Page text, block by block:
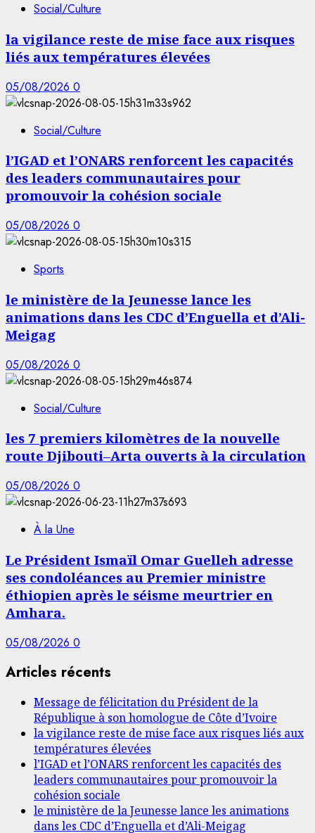
Social/Culture
la vigilance reste de mise face aux risques
liés aux températures élevées
05/08/2026 0
Social/Culture
l’IGAD et l’ONARS renforcent les capacités
des leaders communautaires pour
promouvoir la cohésion sociale
05/08/2026 0
Sports
le ministère de la Jeunesse lance les
animations dans les CDC d’Enguella et d’Ali-
Meigag
05/08/2026 0
Social/Culture
les 7 premiers kilomètres de la nouvelle
route Djibouti–Arta ouverts à la circulation
05/08/2026 0
À la Une
Le Président Ismaïl Omar Guelleh adresse
ses condoléances au Premier ministre
éthiopien après le séisme meurtrier en
Amhara.
05/08/2026 0
Articles récents
Message de félicitation du Président de la
République à son homologue de Côte d’Ivoire
la vigilance reste de mise face aux risques liés aux
températures élevées
l’IGAD et l’ONARS renforcent les capacités des
leaders communautaires pour promouvoir la
cohésion sociale
le ministère de la Jeunesse lance les animations
dans les CDC d’Enguella et d’Ali-Meigag